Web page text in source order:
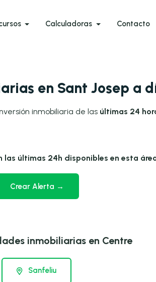
Calculadoras Contacto
en Sant Josep a
inmobiliaria de las últimas 24
las últimas 24h disponibles en esta
Crear Alerta →
inmobiliarias en Centre
Sanfeliu